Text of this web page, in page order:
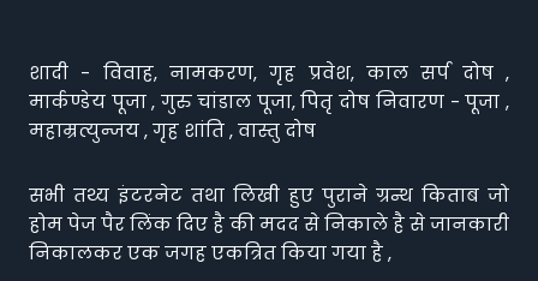
शादी - विवाह, नामकरण, गृह प्रवेश, काल सर्प दोष ,
मार्कण्डेय पूजा , गुरु चांडाल पूजा, पितृ दोष निवारण - पूजा ,
महाम्रत्युन्जय , गृह शांति , वास्तु दोष
सभी तथ्य इंटरनेट तथा लिखी हुए पुराने ग्रन्थ किताब जो
होम पेज पैर लिंक दिए है की मदद से निकाले है से जानकारी
निकालकर एक जगह एकत्रित किया गया है ,